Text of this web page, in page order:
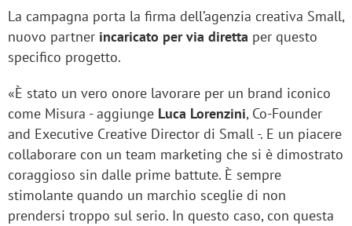
La campagna porta la firma dell’agenzia creativa Small,
nuovo partner incaricato per via diretta per questo
specifico progetto.
«È stato un vero onore lavorare per un brand iconico
come Misura - aggiunge Luca Lorenzini, Co-Founder
and Executive Creative Director di Small -. E un piacere
collaborare con un team marketing che si è dimostrato
coraggioso sin dalle prime battute. È sempre
stimolante quando un marchio sceglie di non
prendersi troppo sul serio. In questo caso, con questa